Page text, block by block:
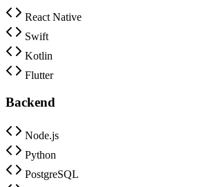
React Native
Swift
Kotlin
Flutter
Backend
Node.js
Python
PostgreSQL